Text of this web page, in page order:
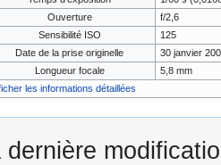
Ouverture
f/2,6
Sensibilité ISO
125
Date de la prise originelle
30 janvier
Longueur focale
5,8 mm
les informations détaillées
dernière